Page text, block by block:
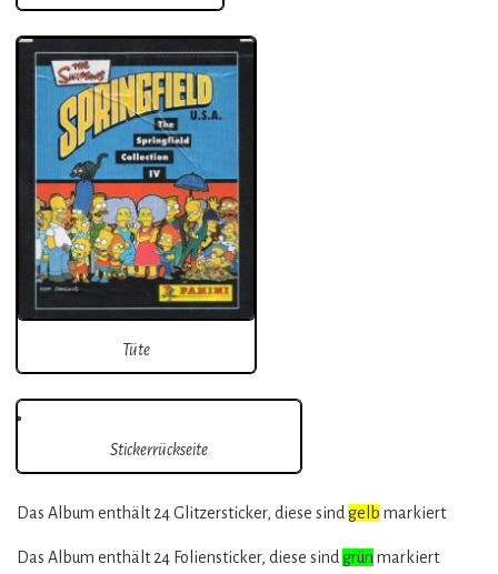
Tüte
Stickerrückseite
Das Album enthält 24 Glitzersticker, diese sind gelb markiert
Das Album enthält 24 Foliensticker, diese sind grün markiert